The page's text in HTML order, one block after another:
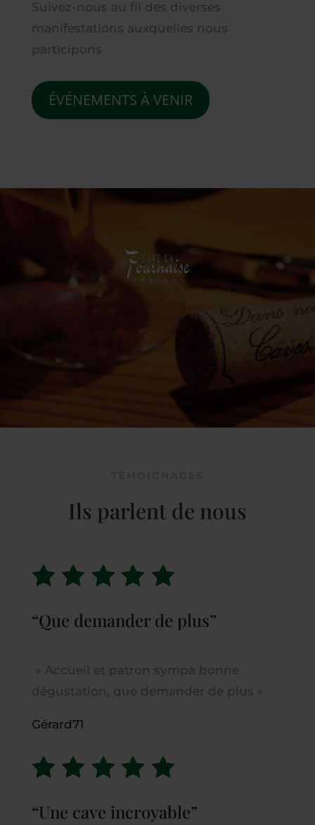
Suivez-nous au fil des diverses
manifestations auxquelles nous
participons
ÉVÉNEMENTS À VENIR
Ils parlent de nous
“Que demander de plus”
» Accueil et patron sympa bonne
dégustation, que demander de plus «
Gérard71
“Une cave incroyable”